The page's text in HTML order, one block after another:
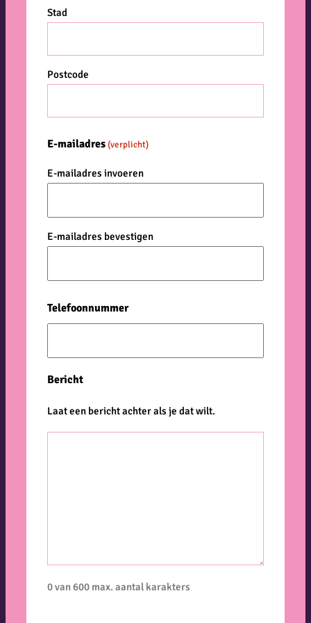
Stad
Postcode
E-mailadres (verplicht)
E-mailadres invoeren
E-mailadres bevestigen
Telefoonnummer
Bericht
Laat een bericht achter als je dat wilt.
0 van 600 max. aantal karakters